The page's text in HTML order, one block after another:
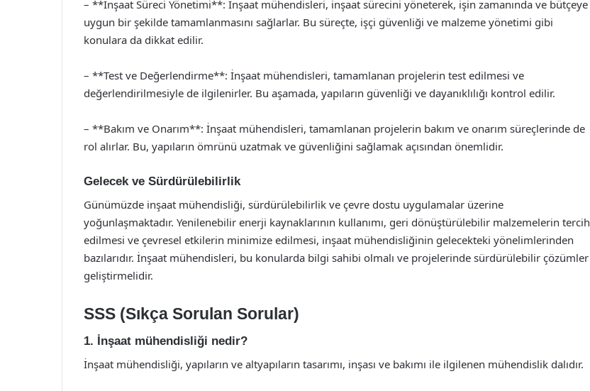
– **İnşaat Süreci Yönetimi**: İnşaat mühendisleri, inşaat sürecini yöneterek, işin zamanında ve bütçeye
uygun bir şekilde tamamlanmasını sağlarlar. Bu süreçte, işçi güvenliği ve malzeme yönetimi gibi
konulara da dikkat edilir.
– **Test ve Değerlendirme**: İnşaat mühendisleri, tamamlanan projelerin test edilmesi ve
değerlendirilmesiyle de ilgilenirler. Bu aşamada, yapıların güvenliği ve dayanıklılığı kontrol edilir.
– **Bakım ve Onarım**: İnşaat mühendisleri, tamamlanan projelerin bakım ve onarım süreçlerinde de
rol alırlar. Bu, yapıların ömrünü uzatmak ve güvenliğini sağlamak açısından önemlidir.
Gelecek ve Sürdürülebilirlik
Günümüzde inşaat mühendisliği, sürdürülebilirlik ve çevre dostu uygulamalar üzerine
yoğunlaşmaktadır. Yenilenebilir enerji kaynaklarının kullanımı, geri dönüştürülebilir malzemelerin tercih
edilmesi ve çevresel etkilerin minimize edilmesi, inşaat mühendisliğinin gelecekteki yönelimlerinden
bazılarıdır. İnşaat mühendisleri, bu konularda bilgi sahibi olmalı ve projelerinde sürdürülebilir çözümler
geliştirmelidir.
SSS (Sıkça Sorulan Sorular)
1. İnşaat mühendisliği nedir?
İnşaat mühendisliği, yapıların ve altyapıların tasarımı, inşası ve bakımı ile ilgilenen mühendislik dalıdır.